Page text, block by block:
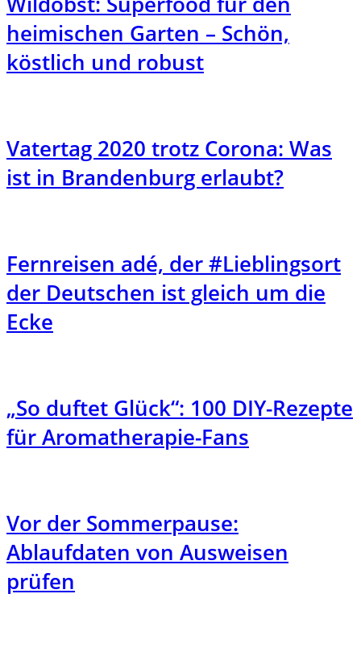
heimischen Garten – Schön,
köstlich und robust
Vatertag 2020 trotz Corona: Was
ist in Brandenburg erlaubt?
Fernreisen adé, der #Lieblingsort
der Deutschen ist gleich um die
Ecke
„So duftet Glück“: 100 DIY-Rezepte
für Aromatherapie-Fans
Vor der Sommerpause:
Ablaufdaten von Ausweisen
prüfen